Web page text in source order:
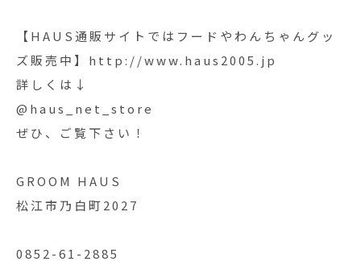
【HAUS通販サイトではフードやわんちゃんグッ
ズ販売中】http://www.haus2005.jp
詳しくは↓
@haus_net_store
ぜひ、ご覧下さい！
GROOM HAUS
松江市乃白町2027
0852-61-2885